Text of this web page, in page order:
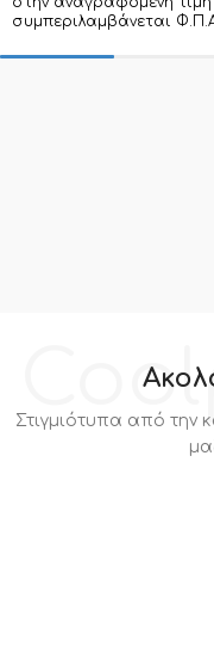
συμπεριλαμβάνεται
Στιγμιότυπα από την